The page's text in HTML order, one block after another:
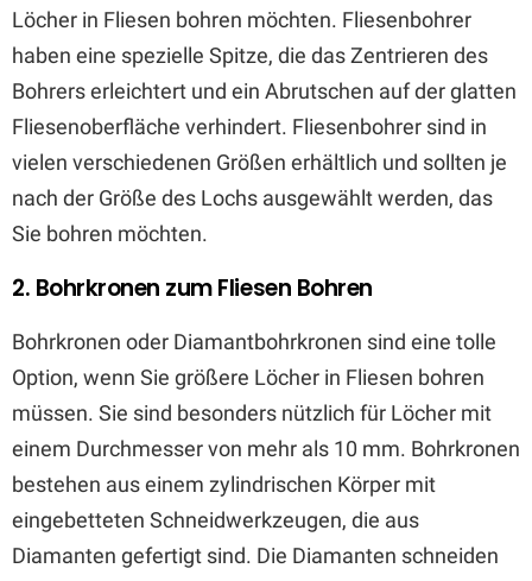
Löcher in Fliesen bohren möchten. Fliesenbohrer
haben eine spezielle Spitze, die das Zentrieren des
Bohrers erleichtert und ein Abrutschen auf der glatten
Fliesenoberfläche verhindert. Fliesenbohrer sind in
vielen verschiedenen Größen erhältlich und sollten je
nach der Größe des Lochs ausgewählt werden, das
Sie bohren möchten.
2. Bohrkronen zum Fliesen Bohren
Bohrkronen oder Diamantbohrkronen sind eine tolle
Option, wenn Sie größere Löcher in Fliesen bohren
müssen. Sie sind besonders nützlich für Löcher mit
einem Durchmesser von mehr als 10 mm. Bohrkronen
bestehen aus einem zylindrischen Körper mit
eingebetteten Schneidwerkzeugen, die aus
Diamanten gefertigt sind. Die Diamanten schneiden